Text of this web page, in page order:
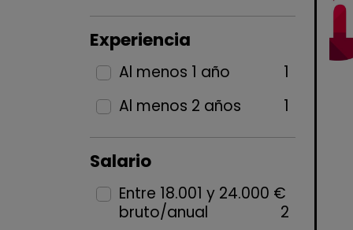
Experiencia
Al menos 1 año
1
Al menos 2 años
1
Salario
Entre 18.001 y 24.000 €
bruto/anual
2